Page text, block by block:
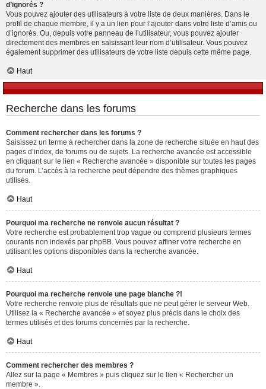
d’ignorés ?
Vous pouvez ajouter des utilisateurs à votre liste de deux manières. Dans le
profil de chaque membre, il y a un lien pour l’ajouter dans votre liste d’amis ou
d’ignorés. Ou, depuis votre panneau de l’utilisateur, vous pouvez ajouter
directement des membres en saisissant leur nom d’utilisateur. Vous pouvez
également supprimer des utilisateurs de votre liste depuis cette même page.
Haut
Recherche dans les forums
Comment rechercher dans les forums ?
Saisissez un terme à rechercher dans la zone de recherche située en haut des
pages d’index, de forums ou de sujets. La recherche avancée est accessible
en cliquant sur le lien « Recherche avancée » disponible sur toutes les pages
du forum. L’accès à la recherche peut dépendre des thèmes graphiques
utilisés.
Haut
Pourquoi ma recherche ne renvoie aucun résultat ?
Votre recherche est probablement trop vague ou comprend plusieurs termes
courants non indexés par phpBB. Vous pouvez affiner votre recherche en
utilisant les options disponibles dans la recherche avancée.
Haut
Pourquoi ma recherche renvoie une page blanche ?!
Votre recherche renvoie plus de résultats que ne peut gérer le serveur Web.
Utilisez la « Recherche avancée » et soyez plus précis dans le choix des
termes utilisés et des forums concernés par la recherche.
Haut
Comment rechercher des membres ?
Allez sur la page « Membres » puis cliquez sur le lien « Rechercher un
membre ».